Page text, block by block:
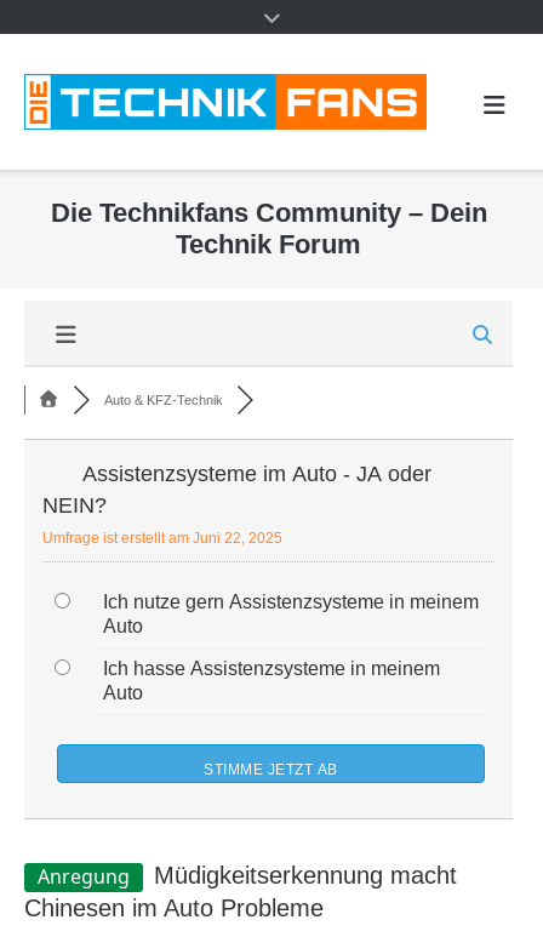
Die Technikfans Community – Dein
Technik Forum
Auto & KFZ-Technik
Assistenzsysteme im Auto - JA oder
NEIN?
Umfrage ist erstellt am Juni 22, 2025
Ich nutze gern Assistenzsysteme in meinem
Auto
Ich hasse Assistenzsysteme in meinem
Auto
Anregung
Müdigkeitserkennung macht
Chinesen im Auto Probleme